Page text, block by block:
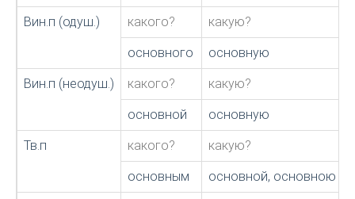
Вин.п (одуш.) какого? какую?
основного основную
Вин.п (неодуш.) какого? какую?
основной основную
Тв.п какого? какую?
основным основной, основною